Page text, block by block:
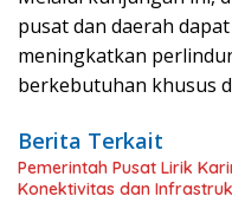
pusat dan daerah
meningkatkan
berkebutuhan khusus
Berita Terkait
Pemerintah Pusat Lirik
Konektivitas dan